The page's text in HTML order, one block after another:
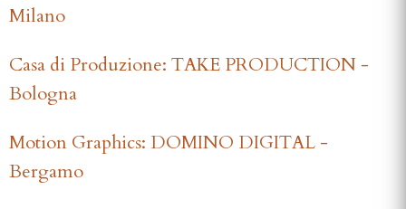
Milano
Casa di Produzione: TAKE PRODUCTION -
Bologna
Motion Graphics: DOMINO DIGITAL -
Bergamo